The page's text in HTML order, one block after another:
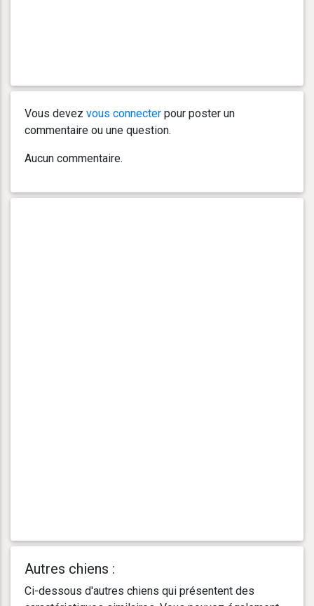
Vous devez vous connecter pour poster un
commentaire ou une question.
Aucun commentaire.
Autres chiens :
Ci-dessous d'autres chiens qui présentent des